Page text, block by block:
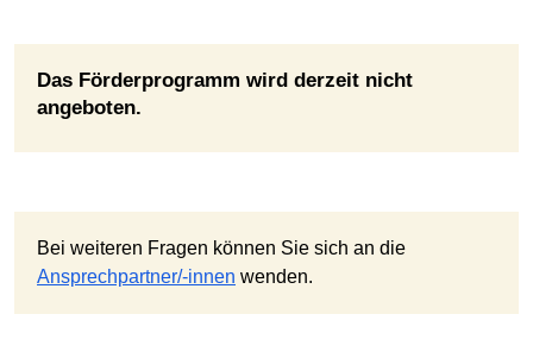
Das Förderprogramm wird derzeit nicht
angeboten.
Bei weiteren Fragen können Sie sich an die
Ansprechpartner/-innen wenden.